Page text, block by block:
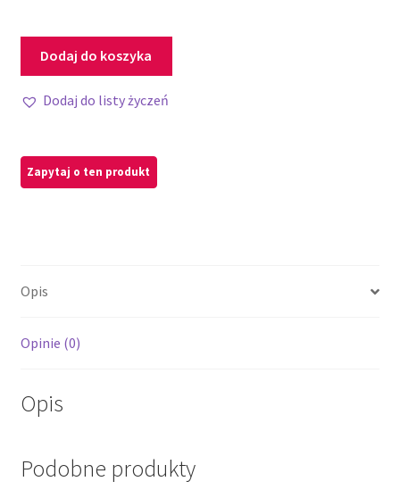
Dodaj do koszyka
Dodaj do listy życzeń
Opis
Opinie (0)
Opis
Podobne produkty